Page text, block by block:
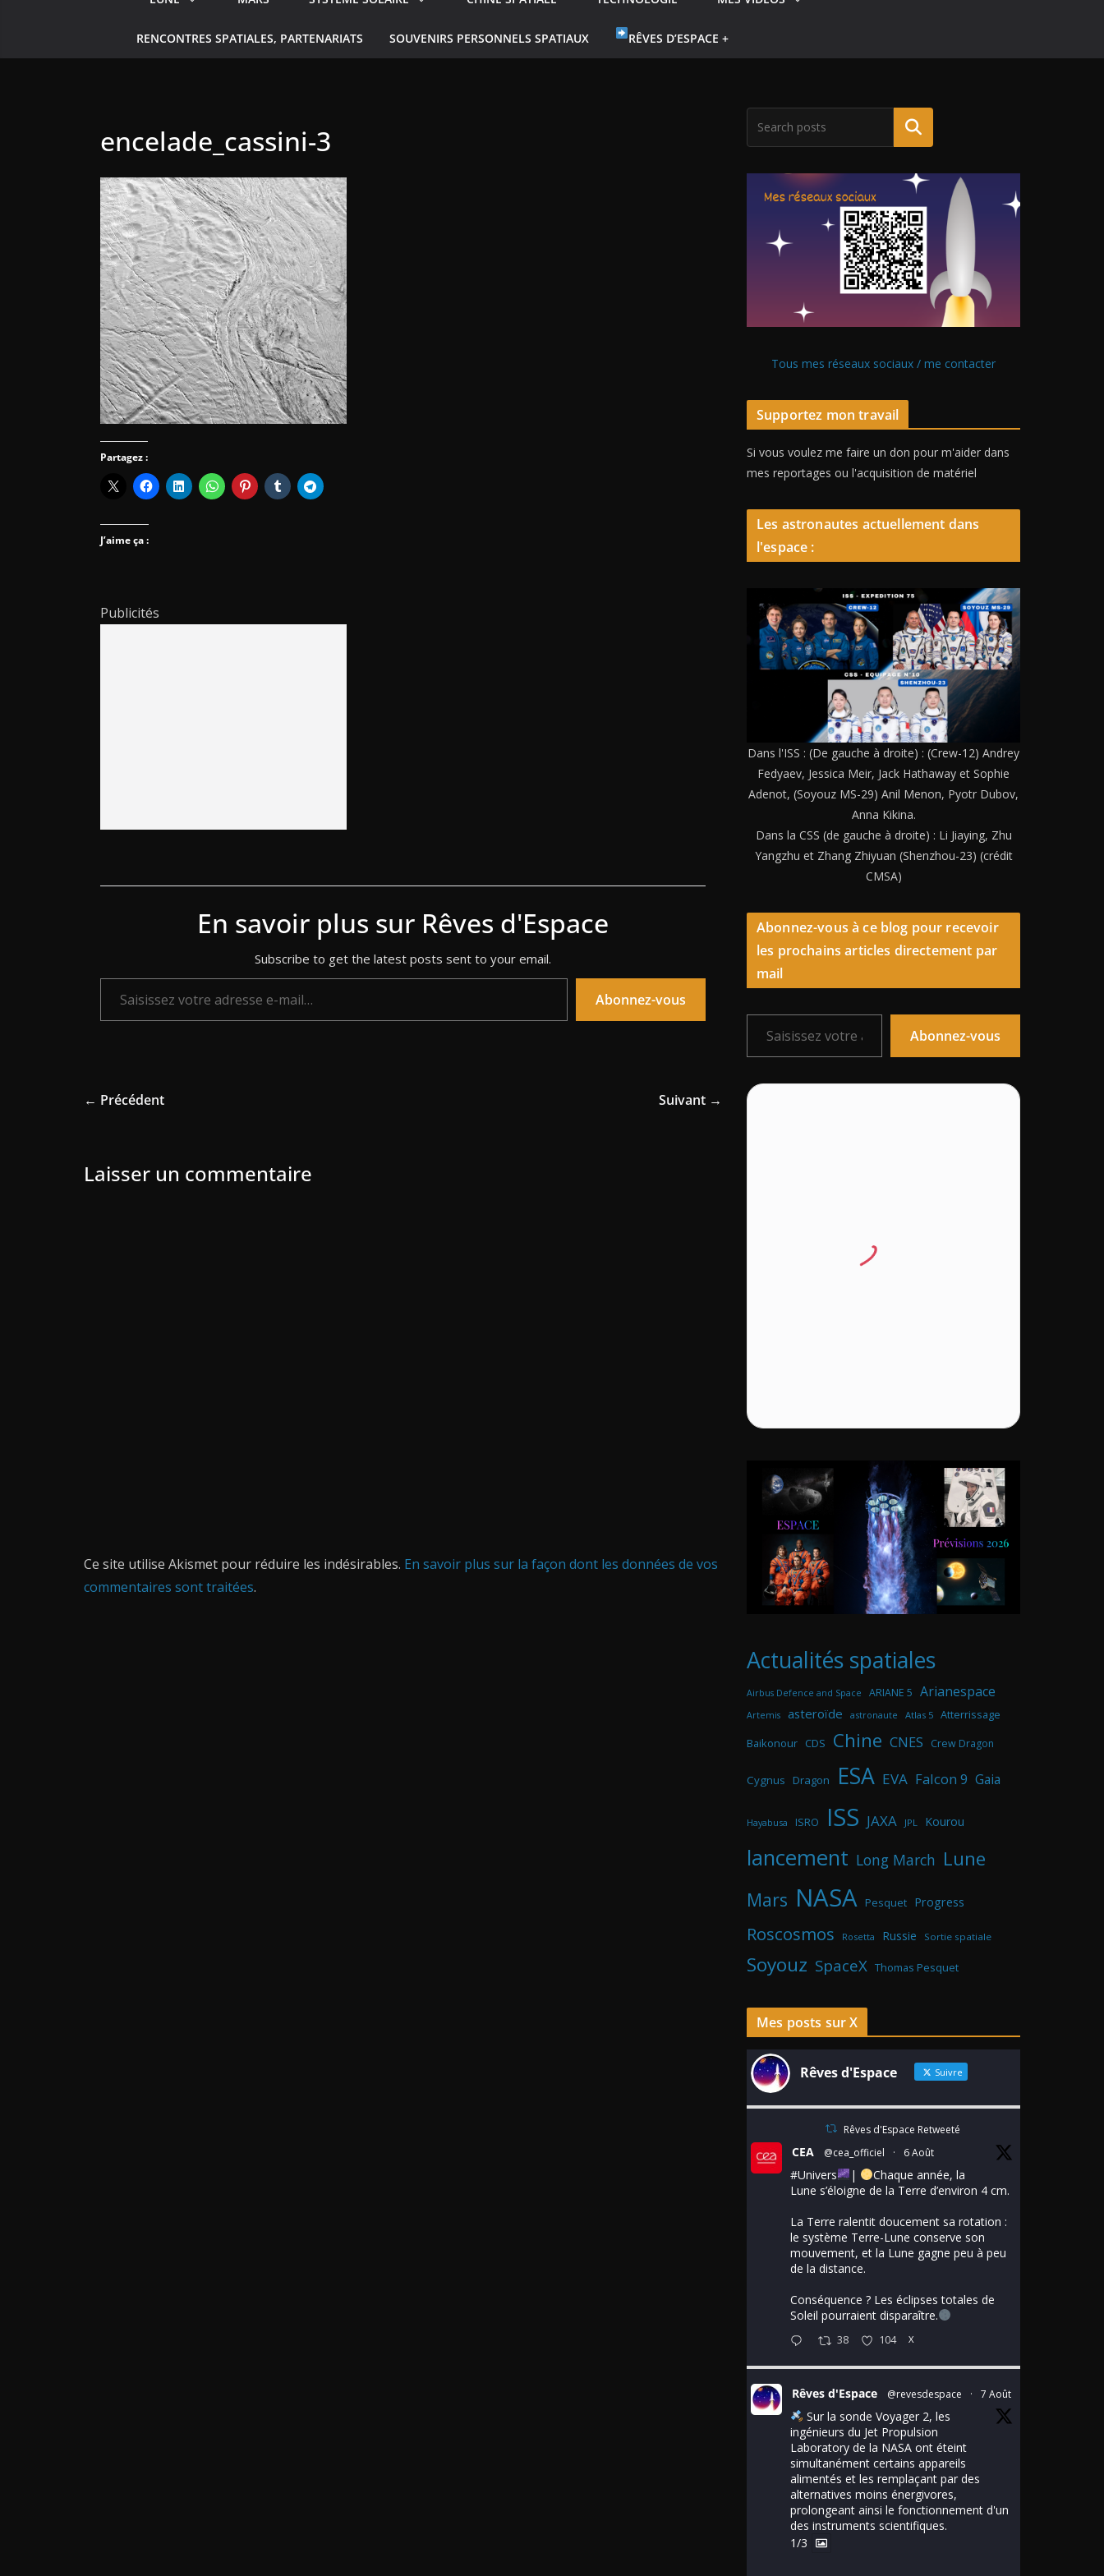
RENCONTRES SPATIALES, PARTENARIATS SOUVENIRS PERSONNELS SPATIAUX RÊVES D’ESPACE +
encelade_cassini-3
Partagez :
J’aime ça :
Publicités
En savoir plus sur Rêves d'Espace
Subscribe to get the latest posts sent to your email.
Saisissez votre adresse e-mail…
Abonnez-vous
← Précédent Suivant →
Laisser un commentaire
Ce site utilise Akismet pour réduire les indésirables. En savoir plus sur la façon dont les données de vos
commentaires sont traitées.
Tous mes réseaux sociaux / me contacter
Supportez mon travail
Si vous voulez me faire un don pour m'aider dans
mes reportages ou l'acquisition de matériel
Les astronautes actuellement dans
l'espace :
Dans l'ISS : (De gauche à droite) : (Crew-12) Andrey
Fedyaev, Jessica Meir, Jack Hathaway et Sophie
Adenot, (Soyouz MS-29) Anil Menon, Pyotr Dubov,
Anna Kikina.
Dans la CSS (de gauche à droite) : Li Jiaying, Zhu
Yangzhu et Zhang Zhiyuan (Shenzhou-23) (crédit
CMSA)
Abonnez-vous à ce blog pour recevoir
les prochains articles directement par
mail
Saisissez votre adresse e-mail…
Abonnez-vous
Actualités spatiales
Airbus Defence and Space ARIANE 5 Arianespace
Artemis asteroïde astronaute Atlas 5 Atterrissage
Baikonour CDS Chine CNES Crew Dragon
Cygnus Dragon ESA EVA Falcon 9 Gaia
Hayabusa ISRO ISS JAXA JPL Kourou
lancement Long March Lune
Mars NASA Pesquet Progress
Roscosmos Rosetta Russie Sortie spatiale
Soyouz SpaceX Thomas Pesquet
Mes posts sur X
Rêves d'Espace Suivre
Rêves d'Espace Retweeté
CEA @cea_officiel · 6 Août
#Univers |
Chaque année, la
Lune s’éloigne de la Terre d’environ 4 cm.
La Terre ralentit doucement sa rotation :
le système Terre-Lune conserve son
mouvement, et la Lune gagne peu à peu
de la distance.
Conséquence ? Les éclipses totales de
Soleil pourraient disparaître.
38 104 X
Rêves d'Espace @revesdespace · 7 Août
Sur la sonde Voyager 2, les
ingénieurs du Jet Propulsion
Laboratory de la NASA ont éteint
simultanément certains appareils
alimentés et les remplaçant par des
alternatives moins énergivores,
prolongeant ainsi le fonctionnement d'un
des instruments scientifiques.
1/3